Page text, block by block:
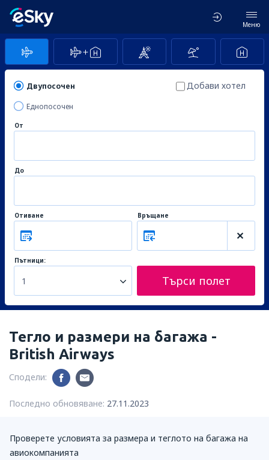
Меню
Двупосочен
Еднопосочен
Добави хотел
От
До
Отиване Връщане
Пътници:
1 Търси полет
Тегло и размери на багажа -
British Airways
Сподели:
Последно обновяване: 27.11.2023
Проверете условията за размера и теглото на багажа на
авиокомпанията